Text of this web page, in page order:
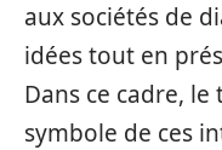
aux sociétés de
idées tout en
Dans ce cadre,
symbole de ces